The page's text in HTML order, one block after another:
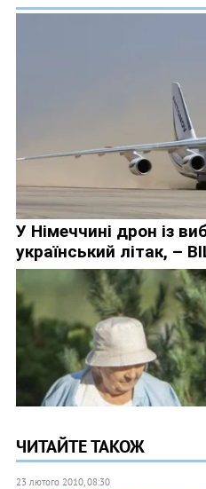
ЧИТАЙТЕ ТАКОЖ
23 лютого 2010, 08:30